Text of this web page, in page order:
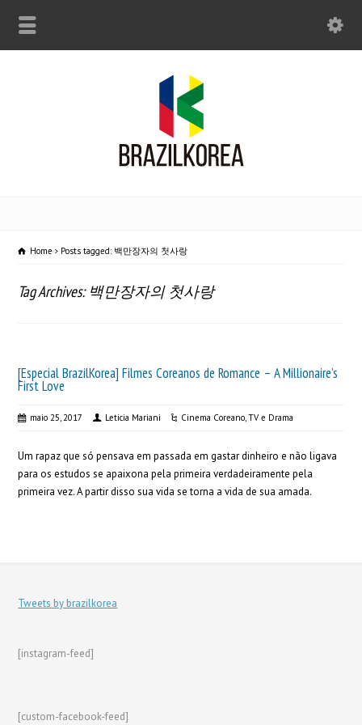
Home Posts tagged: 백만장자의 첫사랑
Tag Archives: 백만장자의 첫사랑
[Especial BrazilKorea] Filmes Coreanos de Romance – A Millionaire’s
First Love
maio 25, 2017 Leticia Mariani Cinema Coreano,TV e Drama
Um rapaz que só pensava em passada em gastar dinheiro e não ligava
para os estudos se apaixona pela primeira verdadeiramente pela
primeira vez. A partir disso sua vida se torna a vida de sua amada.
Tweets by brazilkorea
[instagram-feed]
[custom-facebook-feed]